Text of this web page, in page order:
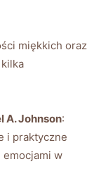
miękkich oraz
A. Johnson:
i praktyczne
emocjami ⁢w‍